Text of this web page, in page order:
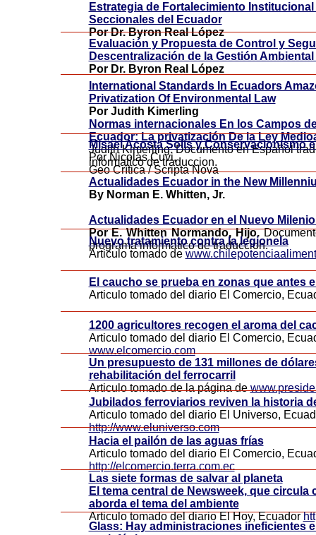
Estrategia de Fortalecimiento
Seccionales del Ecuador
Por Dr. Byron Real López
Evaluación y Propuesta de Control y
Descentralización de la Gestión
Por Dr. Byron Real López
International Standards In Ecuadors
Privatization Of Environmental Law
Por Judith Kimerling
Normas internacionales En los Campos
Ecuador: La privatización De la Ley
Judith Kimerling: Documento en Español
informatico de traduccion.
Misael Acosta Solis y Conservacionismo
Por Nicolás Cuvi,
Geo Crítica / Scripta Nova
Actualidades Ecuador in the New
By Norman E. Whitten, Jr.
Actualidades Ecuador en el Nuevo
Por E. Whitten Normando, Hijo.
programa informatico de traduccion.
Jubilados ferroviarios reviven la historia
Articulo tomado del diario El Universo,
http://www.eluniverso.com
Un presupuesto de 131 millones de
rehabilitación del ferrocarril
Articulo tomado de la página de
El caucho se prueba en zonas que antes
Articulo tomado del diario El Comercio,
1200 agricultores recogen el aroma del
Articulo tomado del diario El Comercio,
www.elcomercio.com
Hacia el pailón de las aguas frías
Articulo tomado del diario El Comercio,
http://elcomercio.terra.com.ec
Glass: Hay administraciones ineficientes
Nuevo tratamiento contra la legionela
Articulo tomado de
Las siete formas de salvar al planeta
El tema central de Newsweek, que circula
aborda el tema del ambiente
Articulo tomado del diario El Hoy, Ecuador